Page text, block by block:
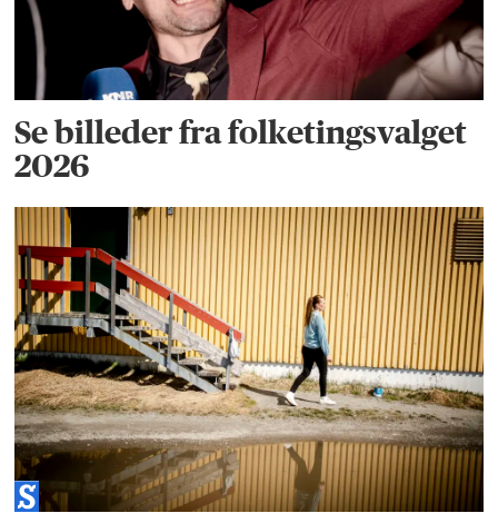
Se billeder fra folketingsvalget
2026